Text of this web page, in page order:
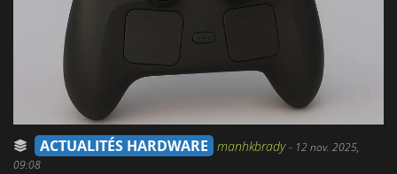
ACTUALITÉS HARDWARE manhkbrady- 12 nov. 2025,
09:08